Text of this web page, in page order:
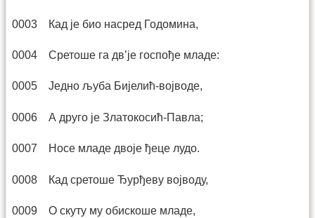
0003 Кад је био насред Годомина,
0004 Сретоше га дв’је госпође младе:
0005 Једно љуба Бијелић-војводе,
0006 А друго је Златокосић-Павла;
0007 Носе младе двоје ђеце лудо.
0008 Кад сретоше Ђурђеву војводу,
0009 О скуту му обискоше младе,